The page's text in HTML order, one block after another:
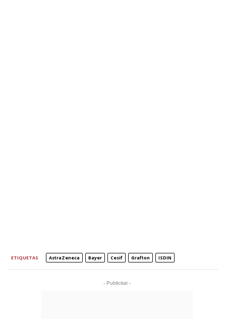
ETIQUETAS AstraZeneca Bayer Cesif Grafton ISDIN
- Publicitat -